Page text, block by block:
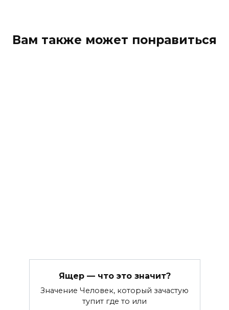
Вам также может понравиться
Ящер — что это значит?
Значение Человек, который зачастую
тупит где то или